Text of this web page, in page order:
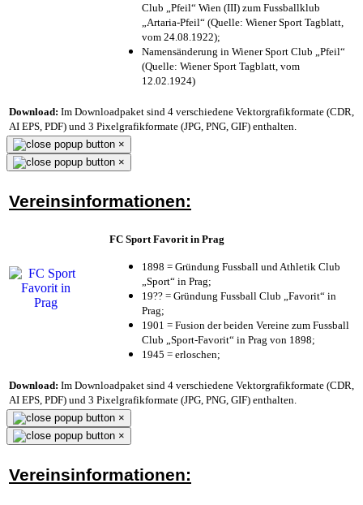
Club „Pfeil“ Wien (III) zum Fussballklub
„Artaria-Pfeil“ (Quelle: Wiener Sport Tagblatt,
vom 24.08.1922);
Namensänderung in Wiener Sport Club „Pfeil“
(Quelle: Wiener Sport Tagblatt, vom
12.02.1924)
Download: Im Downloadpaket sind 4 verschiedene Vektorgrafikformate (CDR,
AI EPS, PDF) und 3 Pixelgrafikformate (JPG, PNG, GIF) enthalten.
×
×
Vereinsinformationen:
FC Sport Favorit in Prag
1898 = Gründung Fussball und Athletik Club
„Sport“ in Prag;
19?? = Gründung Fussball Club „Favorit“ in
Prag;
1901 = Fusion der beiden Vereine zum Fussball
Club „Sport-Favorit“ in Prag von 1898;
1945 = erloschen;
Download: Im Downloadpaket sind 4 verschiedene Vektorgrafikformate (CDR,
AI EPS, PDF) und 3 Pixelgrafikformate (JPG, PNG, GIF) enthalten.
×
×
Vereinsinformationen: